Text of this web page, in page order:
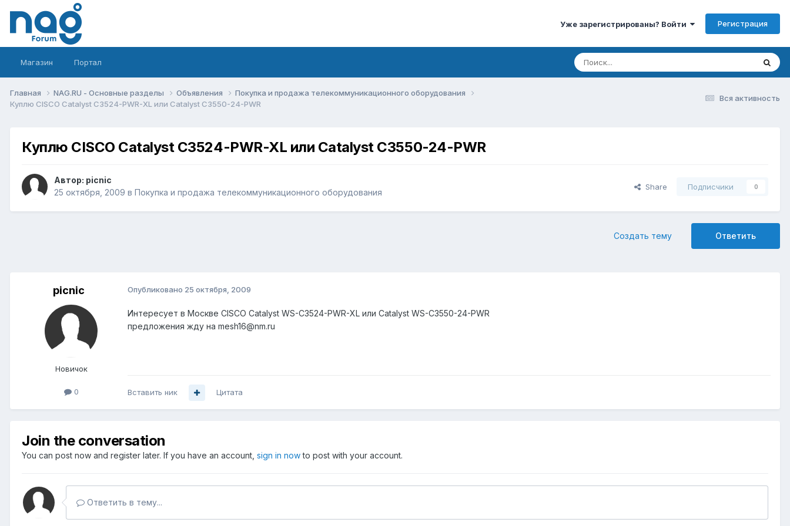
Уже зарегистрированы? Войти Регистрация
Магазин Портал
Вся активность
Главная NAG.RU - Основные разделы Объявления
Покупка и продажа телекоммуникационного оборудования
Куплю CISCO Catalyst С3524-PWR-XL или Catalyst C3550-24-PWR
Куплю CISCO Catalyst С3524-PWR-XL или Catalyst C3550-24-PWR
Автор: picnic
25 октября, 2009 в Покупка и продажа телекоммуникационного оборудования
Share Подписчики 0
Ответить
Создать тему
picnic
Новичок
0
Опубликовано 25 октября, 2009
Интересует в Москве CISCO Catalyst WS-C3524-PWR-XL или Catalyst WS-C3550-24-PWR
предложения жду на mesh16@nm.ru
Вставить ник Цитата
Join the conversation
You can post now and register later. If you have an account, sign in nowto post with your account.
Ответить в тему...